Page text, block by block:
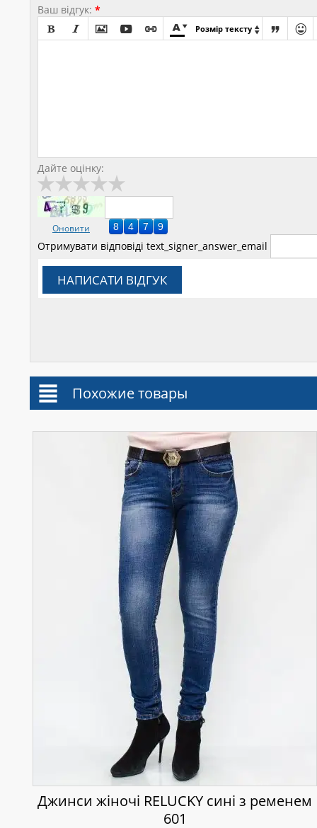
Ваш відгук: *
      Розмір тексту   
Дайте оцінку:
Оновити
Отримувати відповіді text_signer_answer_email
НАПИСАТИ ВІДГУК
Похожие товары
Джинси жіночі RELUCKY сині з ременем
601